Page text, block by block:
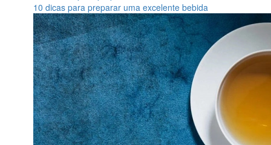
10 dicas para preparar uma excelente bebida